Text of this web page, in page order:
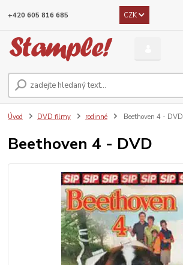
CZK
+420 605 816 685
Úvod DVD filmy rodinné Beethoven 4 - DVD
Beethoven 4 - DVD